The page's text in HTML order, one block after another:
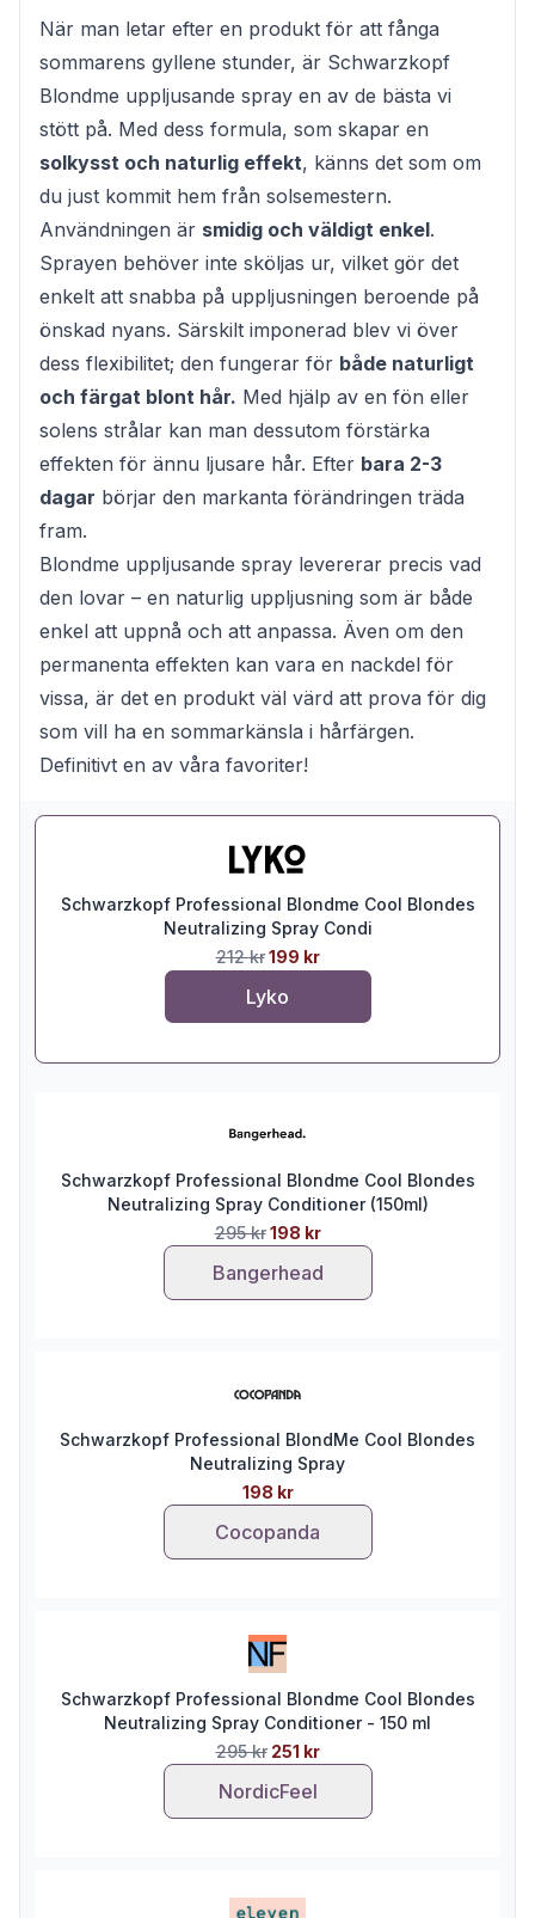
När man letar efter en produkt för att fånga
sommarens gyllene stunder, är Schwarzkopf
Blondme uppljusande spray en av de bästa vi
stött på. Med dess formula, som skapar en
solkysst och naturlig effekt, känns det som om
du just kommit hem från solsemestern.
Användningen är smidig och väldigt enkel.
Sprayen behöver inte sköljas ur, vilket gör det
enkelt att snabba på uppljusningen beroende på
önskad nyans. Särskilt imponerad blev vi över
dess flexibilitet; den fungerar för både naturligt
och färgat blont hår. Med hjälp av en fön eller
solens strålar kan man dessutom förstärka
effekten för ännu ljusare hår. Efter bara 2-3
dagar börjar den markanta förändringen träda
fram.
Blondme uppljusande spray levererar precis vad
den lovar – en naturlig uppljusning som är både
enkel att uppnå och att anpassa. Även om den
permanenta effekten kan vara en nackdel för
vissa, är det en produkt väl värd att prova för dig
som vill ha en sommarkänsla i hårfärgen.
Definitivt en av våra favoriter!
Schwarzkopf Professional Blondme Cool Blondes
Neutralizing Spray Condi
212 kr 199 kr
Lyko
Schwarzkopf Professional Blondme Cool Blondes
Neutralizing Spray Conditioner (150ml)
295 kr 198 kr
Bangerhead
Schwarzkopf Professional BlondMe Cool Blondes
Neutralizing Spray
198 kr
Cocopanda
Schwarzkopf Professional Blondme Cool Blondes
Neutralizing Spray Conditioner - 150 ml
295 kr 251 kr
NordicFeel